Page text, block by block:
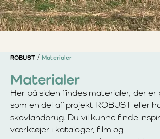
ROBUST Materialer
Materialer
Her på siden findes materialer, der
som en del af projekt ROBUST eller
skovlandbrug. Du vil kunne finde
værktøjer i kataloger, film og